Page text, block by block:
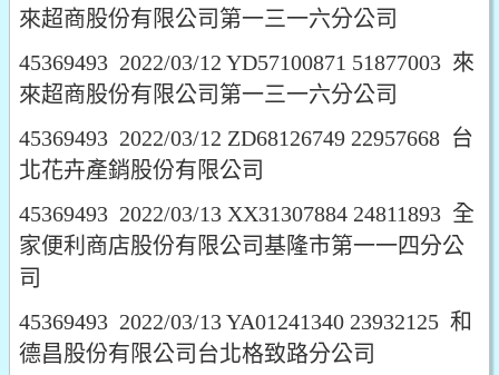
來超商股份有限公司第一三一六分公司
45369493 2022/03/12 YD57100871 51877003 來
來超商股份有限公司第一三一六分公司
45369493 2022/03/12 ZD68126749 22957668 台
北花卉產銷股份有限公司
45369493 2022/03/13 XX31307884 24811893 全
家便利商店股份有限公司基隆市第一一四分公
司
45369493 2022/03/13 YA01241340 23932125 和
德昌股份有限公司台北格致路分公司